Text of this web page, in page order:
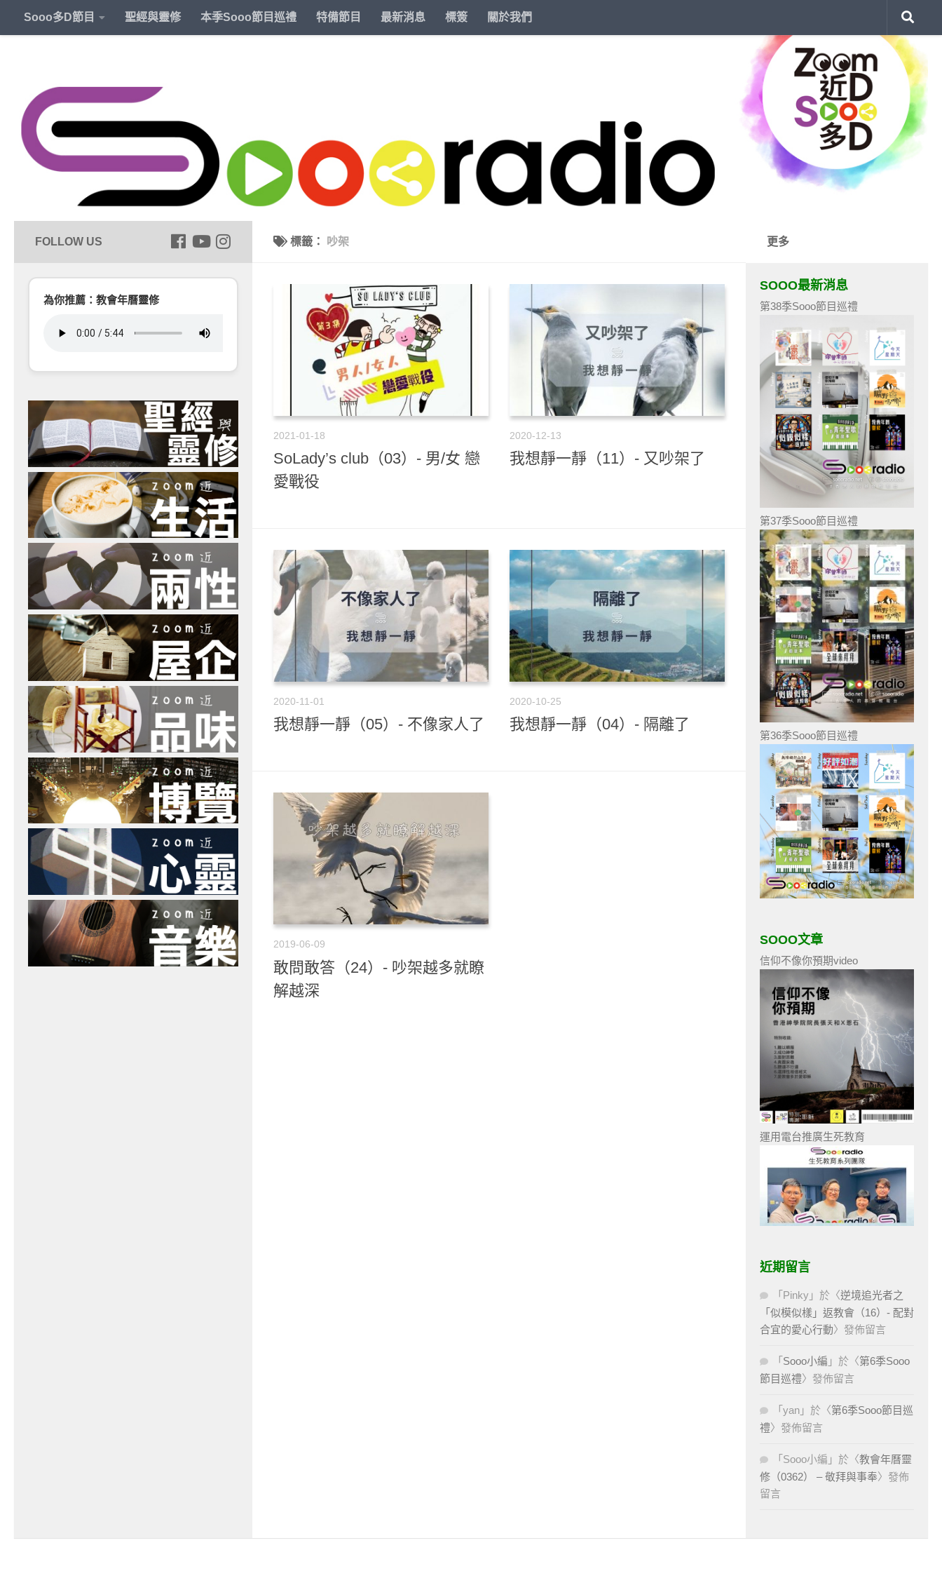
Sooo多D節目 聖經與靈修 本季Sooo節目巡禮 特備節目 最新消息 標簽 關於我們
標籤： 吵架
2021-01-18
SoLady’s club（03）- 男/女 戀
愛戰役
2020-12-13
我想靜一靜（11）- 又吵架了
2020-11-01
我想靜一靜（05）- 不像家人了
2020-10-25
我想靜一靜（04）- 隔離了
2019-06-09
敢問敢答（24）- 吵架越多就瞭
解越深
為你推薦：教會年曆靈修
更多
SOOO最新消息
第38季Sooo節目巡禮
第37季Sooo節目巡禮
第36季Sooo節目巡禮
SOOO文章
信仰不像你預期video
運用電台推廣生死教育
近期留言
「 Pinky 」於〈逆境追光者之
「似模似樣」返教會（16）- 配對
合宜的愛心行動〉發佈留言
「 Sooo小編 」於〈第6季Sooo
節目巡禮〉發佈留言
「 yan 」於〈第6季Sooo節目巡
禮〉發佈留言
「 Sooo小編 」於〈教會年曆靈
修（0362） – 敬拜與事奉〉發佈
留言